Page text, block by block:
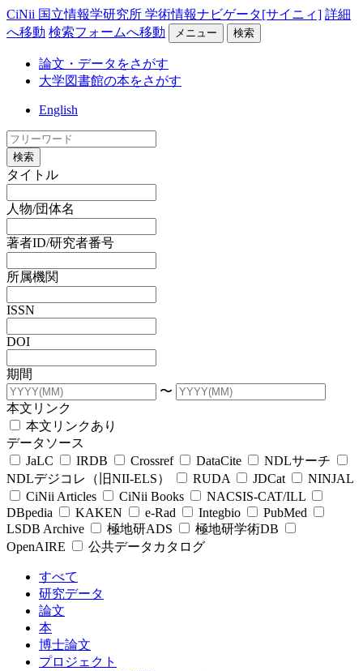
CiNii 国立情報学研究所 学術情報ナビゲータ[サイニィ] 詳細
へ移動 検索フォームへ移動 メニュー 検索
論文・データをさがす
大学図書館の本をさがす
English
検索
タイトル
人物/団体名
著者ID/研究者番号
所属機関
ISSN
DOI
期間
〜
本文リンク
本文リンクあり
データソース
JaLC
IRDB Crossref DataCite
NDLサーチ
NDLデジコレ（旧NII-ELS）
RUDA JDCat
NINJAL
CiNii Articles
CiNii Books
NACSIS-CAT/ILL
DBpedia
KAKEN e-Rad Integbio
PubMed
LSDB Archive
極地研ADS
極地研学術DB
OpenAIRE
公共データカタログ
すべて
研究データ
論文
本
博士論文
プロジェクト